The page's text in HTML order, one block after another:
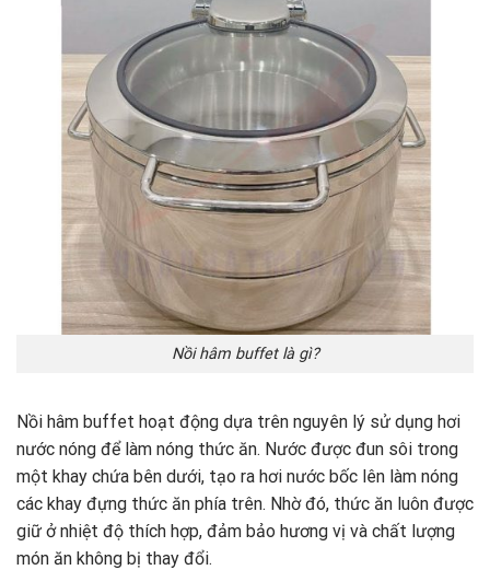
Nồi hâm buffet là gì?
Nồi hâm buffet hoạt động dựa trên nguyên lý sử dụng hơi
nước nóng để làm nóng thức ăn. Nước được đun sôi trong
một khay chứa bên dưới, tạo ra hơi nước bốc lên làm nóng
các khay đựng thức ăn phía trên. Nhờ đó, thức ăn luôn được
giữ ở nhiệt độ thích hợp, đảm bảo hương vị và chất lượng
món ăn không bị thay đổi.